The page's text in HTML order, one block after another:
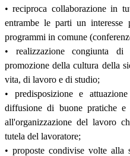
• reciproca collaborazione in
entrambe le parti un
programmi in comune
• realizzazione congiunta
promozione della cultura della
vita, di lavoro e di studio;
• predisposizione e
diffusione di buone pratiche
all'organizzazione del lavoro
tutela del lavoratore;
• proposte condivise volte alla